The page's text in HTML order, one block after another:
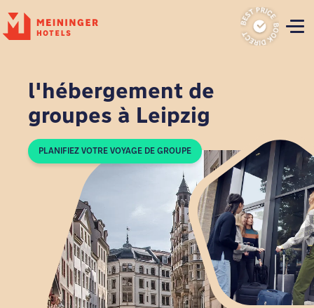
P
l'hébergement de
groupes à Leipzig
PLANIFIEZ VOTRE VOYAGE DE GROUPE